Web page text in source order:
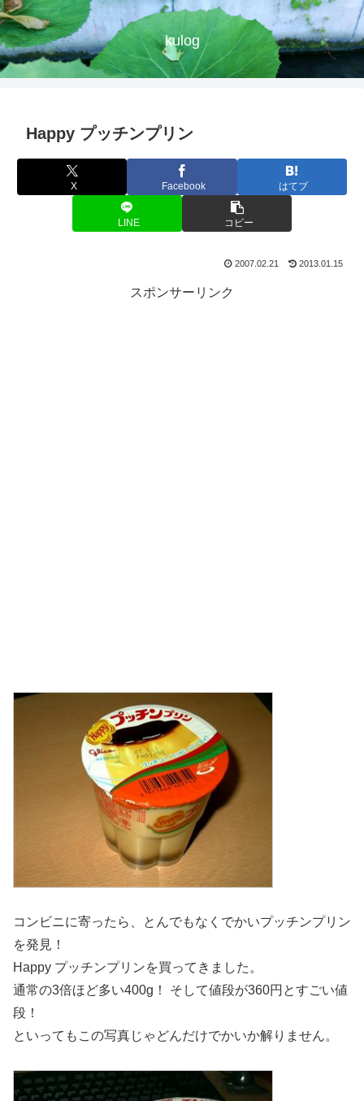
kulog
Happy プッチンプリン
X Facebook はてブ
LINE コピー
2007.02.21 2013.01.15
スポンサーリンク
コンビニに寄ったら、とんでもなくでかいプッチンプリン
を発見！
Happy プッチンプリンを買ってきました。
通常の3倍ほど多い400g！ そして値段が360円とすごい値
段！
といってもこの写真じゃどんだけでかいか解りません。